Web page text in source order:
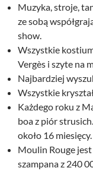
Muzyka, stroje,
ze sobą
show.
Wszystkie
Vergès i szyte na
Najbardziej
Wszystkie
Każdego roku z
boa z piór
około 16 miesięcy.
Moulin Rouge
szampana z 240